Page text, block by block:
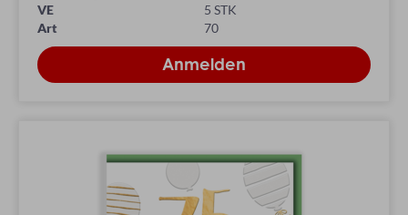
VE
5 STK
Art
70